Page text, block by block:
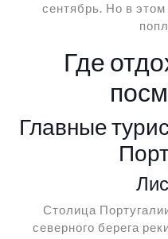
сентябрь. Но в
Где
Главные
Столица
северного берега